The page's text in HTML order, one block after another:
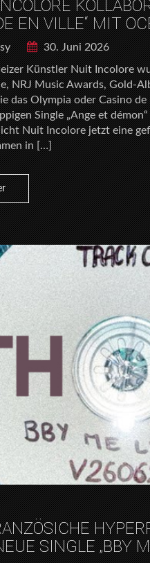
EN VILLE“ MIT
30. Juni 2026
Künstler Nuit Incolore
NRJ Music Awards, Gold-
das Olympia oder Casino
Single „Ange et
Nuit Incolore jetzt eine
in […]
SINGLE „BBY